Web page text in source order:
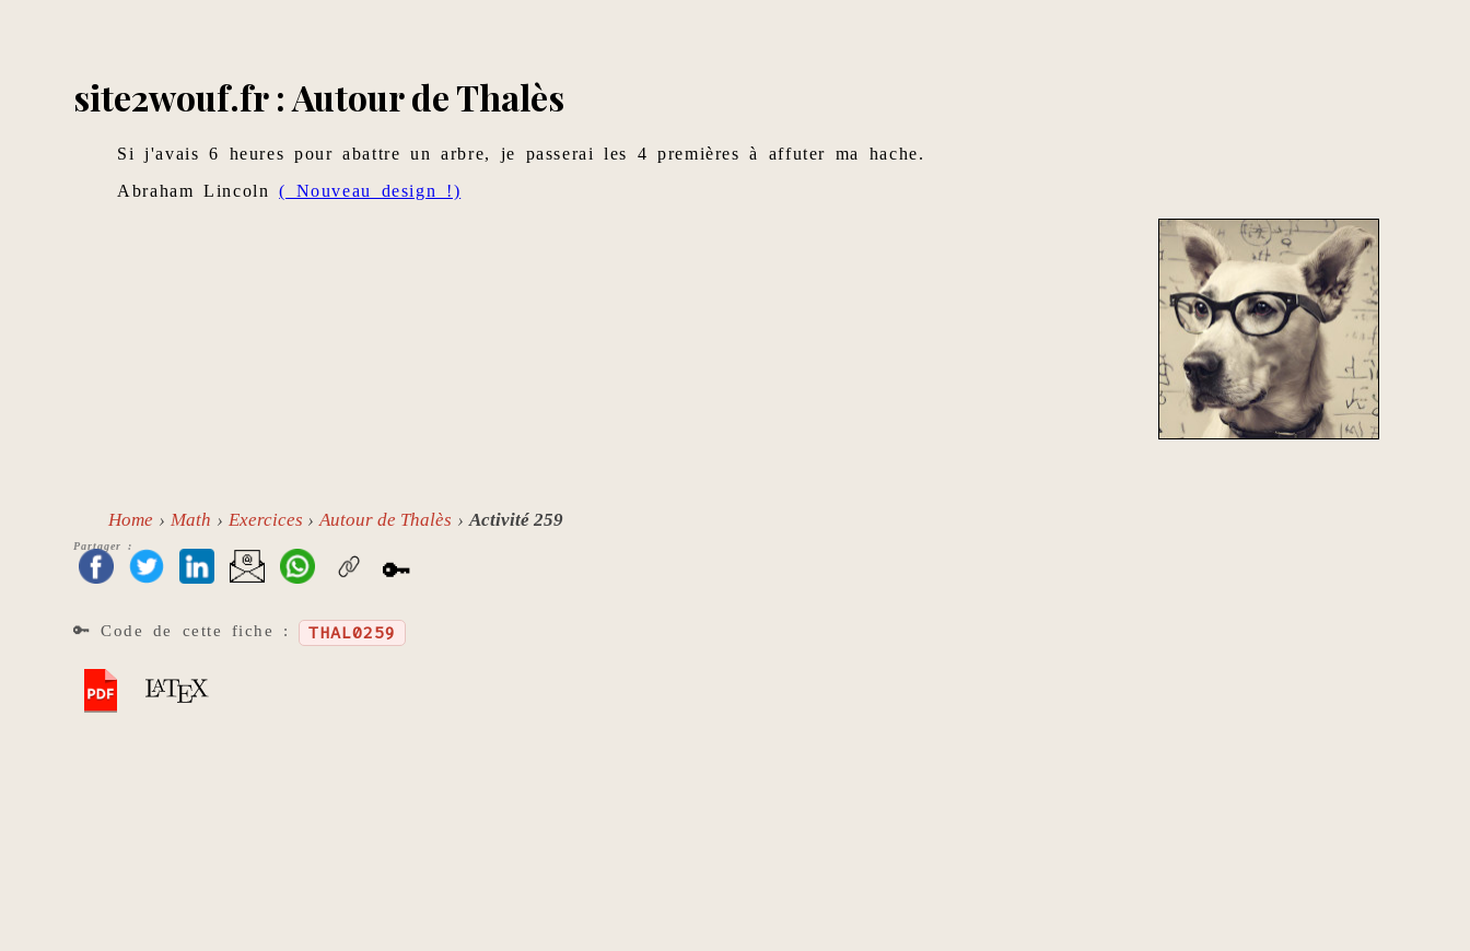
site2wouf.fr : Autour de Thalès
Si j'avais 6 heures pour abattre un arbre, je passerai les 4 premières à affuter ma hache.
Abraham Lincoln( Nouveau design !)
Home Math Exercices Autour de Thalès Activité 259
Partager :
🔑
🔑 Code de cette fiche : THAL0259